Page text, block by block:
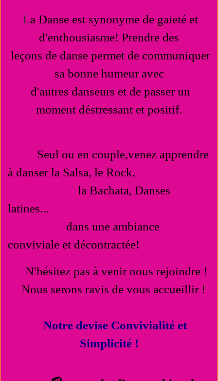
La Danse est synonyme de gaieté et
d'enthousiasme! Prendre des
leçons de danse permet de communiquer
sa bonne humeur avec
d'autres danseurs et de passer un
moment déstressant et positif.
Seul ou en couple,venez apprendre
à danser la Salsa, le Rock,
la Bachata, Danses
latines...
dans une ambiance
conviviale et décontractée!
N'hésitez pas à venir nous rejoindre !
Nous serons ravis de vous accueillir !
Notre devise Convivialité et
Simplicité !